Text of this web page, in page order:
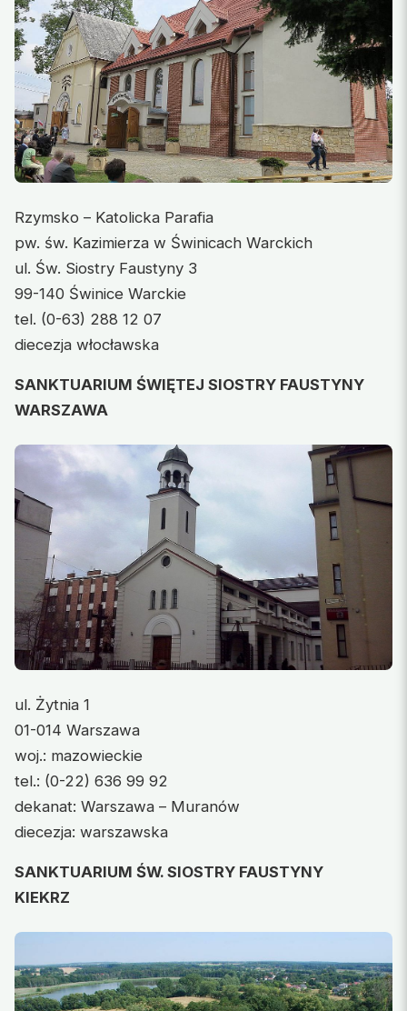
Rzymsko – Katolicka Parafia
pw. św. Kazimierza w Świnicach Warckich
ul. Św. Siostry Faustyny 3
99-140 Świnice Warckie
tel. (0-63) 288 12 07
diecezja włocławska
SANKTUARIUM ŚWIĘTEJ SIOSTRY FAUSTYNY
WARSZAWA
ul. Żytnia 1
01-014 Warszawa
woj.: mazowieckie
tel.: (0-22) 636 99 92
dekanat: Warszawa – Muranów
diecezja: warszawska
SANKTUARIUM ŚW. SIOSTRY FAUSTYNY
KIEKRZ